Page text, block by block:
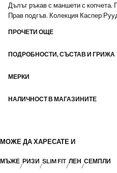
Дълъг ръкав с маншети с копчета.
Прав подгъв. Колекция Каспер
ESSENTIALS: Създадени да
устойчивост на нашите дрехи.
ПРОЧЕТИ ОЩЕ
ПОДРОБНОСТИ, СЪСТАВ И ГРИЖА
МЕРКИ
НАЛИЧНОСТ В МАГАЗИНИТЕ
МОЖЕ ДА ХАРЕСАТЕ И
МЪЖЕ РИЗИ SLIM FIT ЛЕН СЕМПЛИ